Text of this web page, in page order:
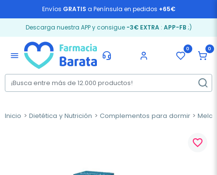
Envíos GRATIS a Península en pedidos +65€
Descarga nuestra APP y consigue -3€ EXTRA: APP-FB ;)
menu
0 0
Inicio Dietética y Nutrición Complementos para dormir
favorite_border